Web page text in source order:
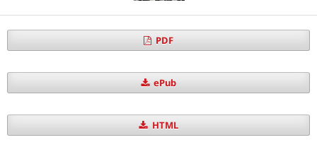
PDF
ePub
HTML